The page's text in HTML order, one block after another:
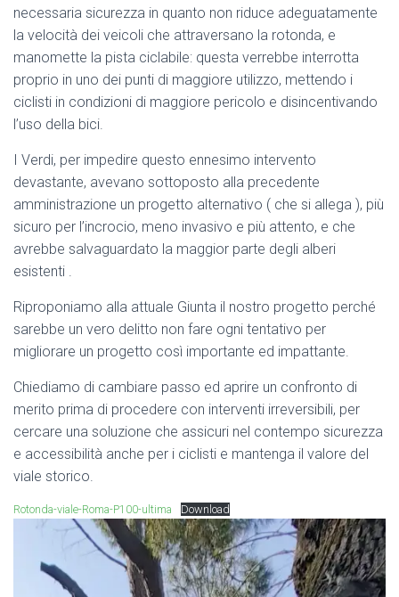
necessaria sicurezza in quanto non riduce adeguatamente
la velocità dei veicoli che attraversano la rotonda, e
manomette la pista ciclabile: questa verrebbe interrotta
proprio in uno dei punti di maggiore utilizzo, mettendo i
ciclisti in condizioni di maggiore pericolo e disincentivando
l’uso della bici.
I Verdi, per impedire questo ennesimo intervento
devastante, avevano sottoposto alla precedente
amministrazione un progetto alternativo ( che si allega ), più
sicuro per l’incrocio, meno invasivo e più attento, e che
avrebbe salvaguardato la maggior parte degli alberi
esistenti .
Riproponiamo alla attuale Giunta il nostro progetto perché
sarebbe un vero delitto non fare ogni tentativo per
migliorare un progetto così importante ed impattante.
Chiediamo di cambiare passo ed aprire un confronto di
merito prima di procedere con interventi irreversibili, per
cercare una soluzione che assicuri nel contempo sicurezza
e accessibilità anche per i ciclisti e mantenga il valore del
viale storico.
Rotonda-viale-Roma-P100-ultima Download